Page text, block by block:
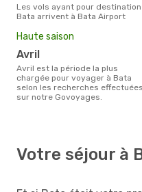
Les vols ayant pour destination
Bata arrivent à Bata Airport
Haute saison
avril
avril est la période la plus
chargée pour voyager à Bata
selon les recherches effectuées
sur notre Govoyages.
Votre séjour à